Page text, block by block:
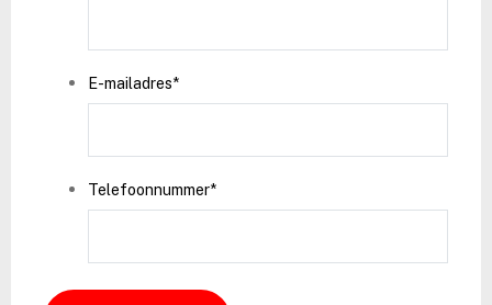
E-mailadres*
Telefoonnummer*